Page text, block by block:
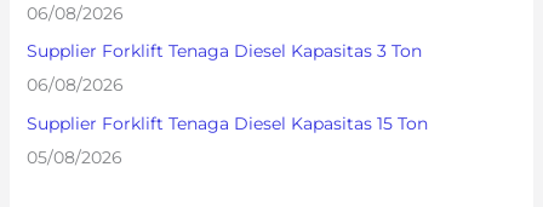
06/08/2026
Supplier Forklift Tenaga Diesel Kapasitas 3 Ton
06/08/2026
Supplier Forklift Tenaga Diesel Kapasitas 15 Ton
05/08/2026